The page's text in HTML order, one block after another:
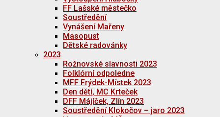
FF Lašské městečko
Soustředění
Vynášení Mařeny
Masopust
Dětské radovánky
2023
Rožnovské slavnosti 2023
Folklórní odpoledne
MFF Frýdek-Místek 2023
Den dětí, MC Krteček
DFF Májíček, Zlín 2023
Soustředění Klokočov – jaro 2023